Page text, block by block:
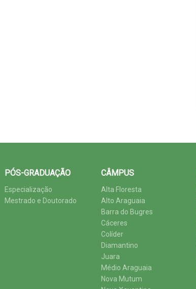
PÓS-GRADUAÇÃO
Especialização
Mestrado e Doutorado
CÂMPUS
Alta Floresta
Alto Araguaia
Barra do Bugres
Cáceres
Colíder
Diamantino
Juara
Médio Araguaia
Nova Mutum